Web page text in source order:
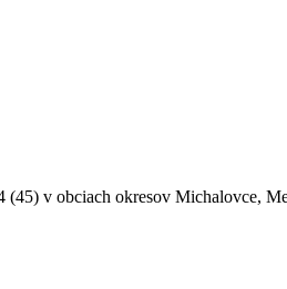
v obciach okresov Michalovce,